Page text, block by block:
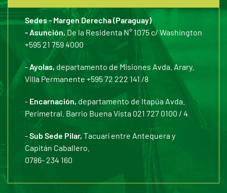
Sedes - Margen Derecha (Paraguay)
- Asunción,De la Residenta N° 1075 c/ Washington
+595 21 759 4000
-Ayolas, departamento de Misiones Avda. Arary.
Villa Permanente +595 72 222 141 /8
- Encarnación, departamento de Itapúa Avda.
Perimetral. Barrio Buena Vista 021 727 0100 / 4
-Sub Sede Pilar, Tacuarí entre Antequera y
Capitán Caballero.
0786- 234 160